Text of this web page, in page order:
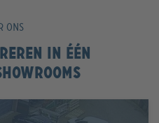
ONS
in één